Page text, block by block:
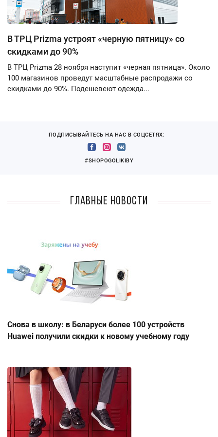
В ТРЦ Prizma устроят «черную пятницу» со
скидками до 90%
В ТРЦ Prizma 28 ноября наступит «черная пятница». Около
100 магазинов проведут масштабные распродажи со
скидками до 90%. Подешевеют одежда...
ПОДПИСЫВАЙТЕСЬ НА НАС В СОЦСЕТЯХ:
#SHOPOGOLIKIBY
Главные новости
Снова в школу: в Беларуси более 100 устройств
Huawei получили скидки к новому учебному году